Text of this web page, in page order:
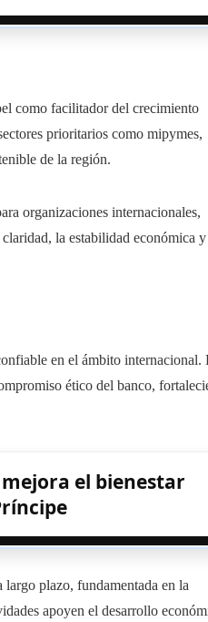
como facilitador del crecimiento
prioritarios como mipymes,
de la región.
organizaciones internacionales,
la estabilidad económica y
en el ámbito internacional.
ético del banco,
el bienestar
plazo, fundamentada en la
apoyen el desarrollo